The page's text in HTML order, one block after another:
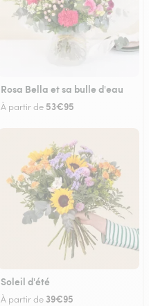
Rosa Bella et sa bulle d'eau
À partir de 53€95
Soleil d'été
À partir de 39€95